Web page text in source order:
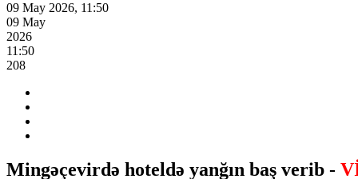
09 May 2026, 11:50
09 May
2026
11:50
208
Mingəçevirdə hoteldə yanğın baş verib -